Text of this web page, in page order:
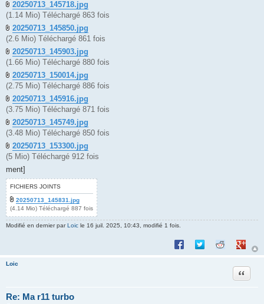
20250713_145718.jpg
(1.14 Mio) Téléchargé 863 fois
20250713_145850.jpg
(2.6 Mio) Téléchargé 861 fois
20250713_145903.jpg
(1.66 Mio) Téléchargé 880 fois
20250713_150014.jpg
(2.75 Mio) Téléchargé 886 fois
20250713_145916.jpg
(3.75 Mio) Téléchargé 871 fois
20250713_145749.jpg
(3.48 Mio) Téléchargé 850 fois
20250713_153300.jpg
(5 Mio) Téléchargé 912 fois
ment]
FICHIERS JOINTS
20250713_145831.jpg
(4.14 Mio) Téléchargé 887 fois
Modifié en dernier parLoic le 16 juil. 2025, 10:43, modifié 1 fois.
Partager sur Facebook
Partager sur Twitter
Partager sur
Loic
Re: Ma r11 turbo
Citation